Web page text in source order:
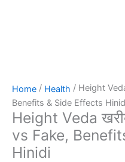
Home / Health / Height
Benefits & Side Effects
Height Veda
vs Fake,
Hinidi